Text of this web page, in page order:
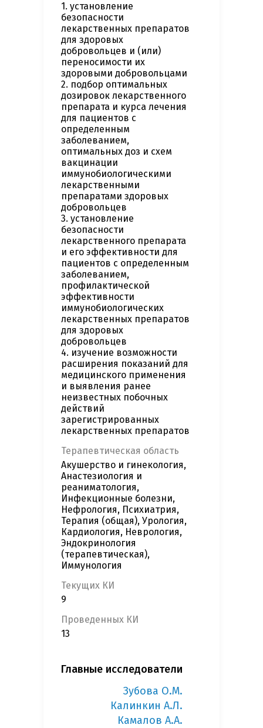
1. установление
безопасности
лекарственных препаратов
для здоровых
добровольцев и (или)
переносимости их
здоровыми добровольцами
2. подбор оптимальных
дозировок лекарственного
препарата и курса лечения
для пациентов с
определенным
заболеванием,
оптимальных доз и схем
вакцинации
иммунобиологическими
лекарственными
препаратами здоровых
добровольцев
3. установление
безопасности
лекарственного препарата
и его эффективности для
пациентов с определенным
заболеванием,
профилактической
эффективности
иммунобиологических
лекарственных препаратов
для здоровых
добровольцев
4. изучение возможности
расширения показаний для
медицинского применения
и выявления ранее
неизвестных побочных
действий
зарегистрированных
лекарственных препаратов
Терапевтическая область
Акушерство и гинекология,
Анастезиология и
реаниматология,
Инфекционные болезни,
Нефрология, Психиатрия,
Терапия (общая), Урология,
Кардиология, Неврология,
Эндокринология
(терапевтическая),
Иммунология
Текущих КИ
9
Проведенных КИ
13
Главные исследователи
Зубова О.М.
Калинкин А.Л.
Камалов А.А.